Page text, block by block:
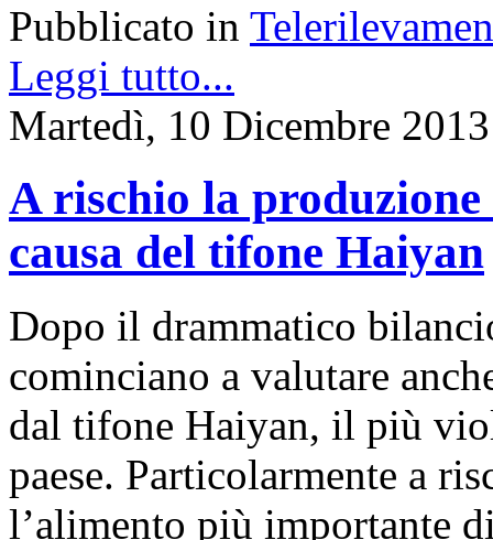
Pubblicato in
Leggi tutto...
Martedì, 10 Dicembre
A rischio la
causa del tifone Haiyan
Dopo il drammatico
cominciano a valutare
dal tifone Haiyan, il più
paese. Particolarmente a
l’alimento più importante